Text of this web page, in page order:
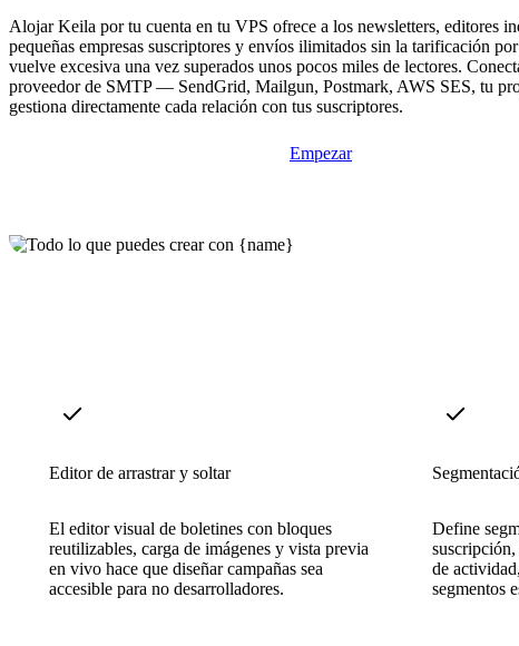
Alojar Keila por tu cuenta en tu VPS ofrece a los newsletters, editores
pequeñas empresas suscriptores y envíos ilimitados sin la tarificación
vuelve excesiva una vez superados unos pocos miles de lectores.
proveedor de SMTP — SendGrid, Mailgun, Postmark, AWS SES, tu
gestiona directamente cada relación con tus suscriptores.
Empezar
Editor de arrastrar y soltar
El editor visual de boletines con bloques
reutilizables, carga de imágenes y vista previa
en vivo hace que diseñar campañas sea
accesible para no desarrolladores.
Define
suscripción,
de
segmentos